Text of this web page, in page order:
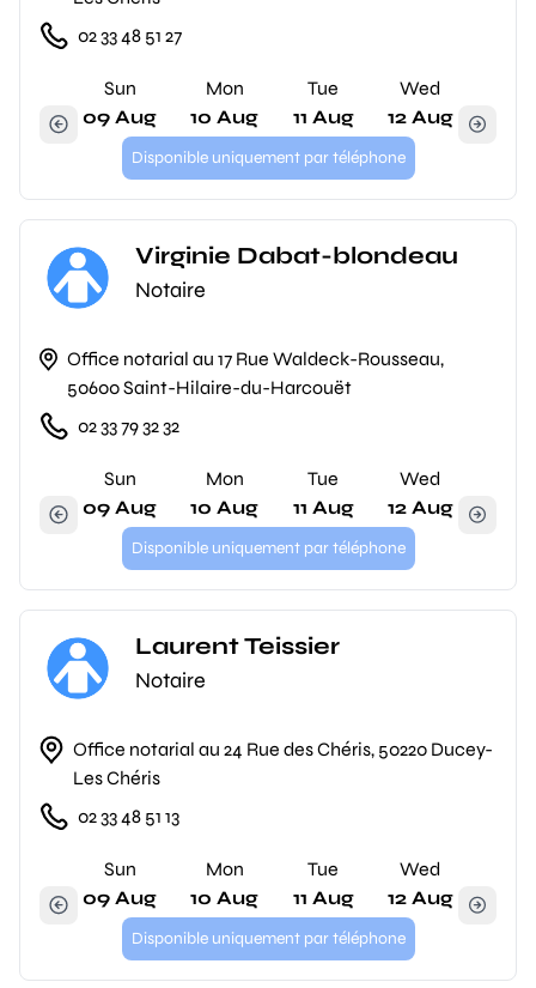
02 33 48 51 27
Sun
09 Aug
Mon
10 Aug
Tue
11 Aug
Wed
12 Aug
Disponible uniquement par téléphone
Virginie Dabat-blondeau
Notaire
Office notarial au 17 Rue Waldeck-Rousseau,
50600 Saint-Hilaire-du-Harcouët
02 33 79 32 32
Sun
09 Aug
Mon
10 Aug
Tue
11 Aug
Wed
12 Aug
Disponible uniquement par téléphone
Laurent Teissier
Notaire
Office notarial au 24 Rue des Chéris, 50220 Ducey-
Les Chéris
02 33 48 51 13
Sun
09 Aug
Mon
10 Aug
Tue
11 Aug
Wed
12 Aug
Disponible uniquement par téléphone